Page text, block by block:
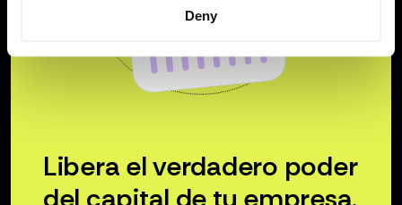
Deny
Libera el verdadero poder